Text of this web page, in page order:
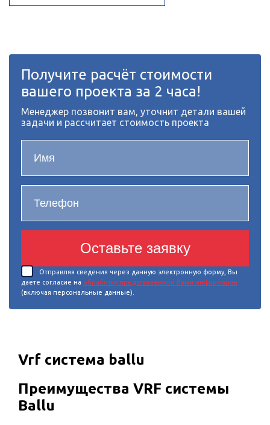
Получите расчёт стоимости
вашего проекта за 2 часа!
Менеджер позвонит вам, уточнит детали вашей
задачи и рассчитает стоимость проекта
Оставьте заявку
Отправляя сведения через данную электронную форму, Вы
даете согласие на обработку представленной Вами информации
(включая персональные данные).
Vrf система ballu
Преимущества VRF системы
Ballu